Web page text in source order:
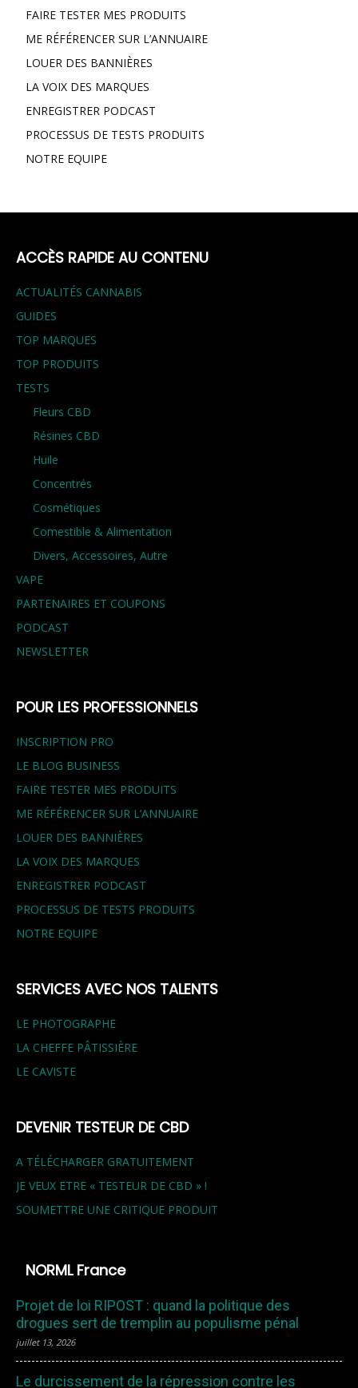
FAIRE TESTER MES PRODUITS
ME RÉFÉRENCER SUR L’ANNUAIRE
LOUER DES BANNIÈRES
LA VOIX DES MARQUES
ENREGISTRER PODCAST
PROCESSUS DE TESTS PRODUITS
NOTRE EQUIPE
ACCÈS RAPIDE AU CONTENU
ACTUALITÉS CANNABIS
GUIDES
TOP MARQUES
TOP PRODUITS
TESTS
Fleurs CBD
Résines CBD
Huile
Concentrés
Cosmétiques
Comestible & Alimentation
Divers, Accessoires, Autre
VAPE
PARTENAIRES ET COUPONS
PODCAST
NEWSLETTER
POUR LES PROFESSIONNELS
INSCRIPTION PRO
LE BLOG BUSINESS
FAIRE TESTER MES PRODUITS
ME RÉFÉRENCER SUR L’ANNUAIRE
LOUER DES BANNIÈRES
LA VOIX DES MARQUES
ENREGISTRER PODCAST
PROCESSUS DE TESTS PRODUITS
NOTRE EQUIPE
SERVICES AVEC NOS TALENTS
LE PHOTOGRAPHE
LA CHEFFE PÂTISSIÈRE
LE CAVISTE
DEVENIR TESTEUR DE CBD
A TÉLÉCHARGER GRATUITEMENT
JE VEUX ETRE « TESTEUR DE CBD » !
SOUMETTRE UNE CRITIQUE PRODUIT
NORML France
Projet de loi RIPOST : quand la politique des
drogues sert de tremplin au populisme pénal
juillet 13, 2026
Le durcissement de la répression contre les